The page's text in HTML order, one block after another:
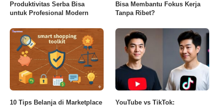
Produktivitas Serba Bisa
untuk Profesional Modern
Bisa Membantu Fokus Kerja
Tanpa Ribet?
10 Tips Belanja di Marketplace
YouTube vs TikTok: